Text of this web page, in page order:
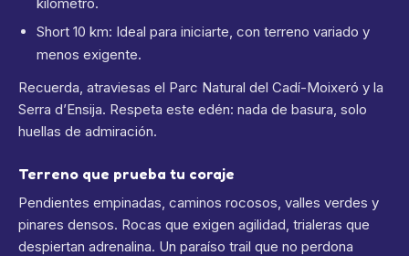
Short 10 km: Ideal para iniciarte, con terreno variado y
menos exigente.
Recuerda, atraviesas el Parc Natural del Cadí-Moixeró y la
Serra d’Ensija. Respeta este edén: nada de basura, solo
huellas de admiración.
Terreno que prueba tu coraje
Pendientes empinadas, caminos rocosos, valles verdes y
pinares densos. Rocas que exigen agilidad, trialeras que
despiertan adrenalina. Un paraíso trail que no perdona